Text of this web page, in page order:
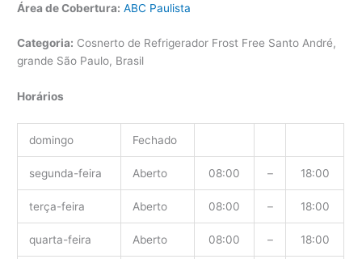
Área de Cobertura: ABC Paulista
Categoria: Cosnerto de Refrigerador Frost Free Santo André,
grande São Paulo, Brasil
Horários
domingo Fechado
segunda-feira Aberto 08:00 – 18:00
terça-feira Aberto 08:00 – 18:00
quarta-feira Aberto 08:00 – 18:00